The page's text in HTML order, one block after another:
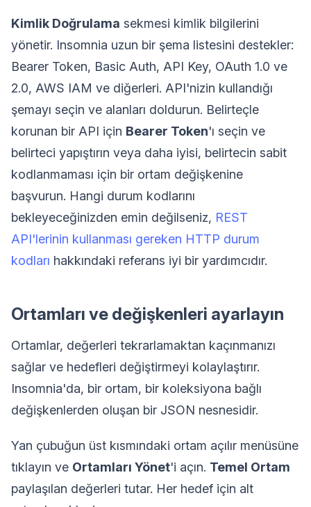
Kimlik Doğrulama sekmesi kimlik bilgilerini
yönetir. Insomnia uzun bir şema listesini destekler:
Bearer Token, Basic Auth, API Key, OAuth 1.0 ve
2.0, AWS IAM ve diğerleri. API'nizin kullandığı
şemayı seçin ve alanları doldurun. Belirteçle
korunan bir API için Bearer Token'ı seçin ve
belirteci yapıştırın veya daha iyisi, belirtecin sabit
kodlanmaması için bir ortam değişkenine
başvurun. Hangi durum kodlarını
bekleyeceğinizden emin değilseniz, REST
API'lerinin kullanması gereken HTTP durum
kodları hakkındaki referans iyi bir yardımcıdır.
Ortamları ve değişkenleri ayarlayın
Ortamlar, değerleri tekrarlamaktan kaçınmanızı
sağlar ve hedefleri değiştirmeyi kolaylaştırır.
Insomnia'da, bir ortam, bir koleksiyona bağlı
değişkenlerden oluşan bir JSON nesnesidir.
Yan çubuğun üst kısmındaki ortam açılır menüsüne
tıklayın ve Ortamları Yönet'i açın. Temel Ortam
paylaşılan değerleri tutar. Her hedef için alt